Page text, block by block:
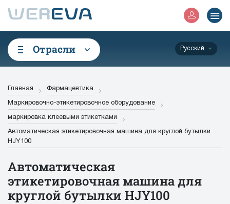
Отрасли Русский
Главная Фармацевтика
Маркировочно-этикетировочное оборудование
маркировка клеевыми этикетками
Автоматическая этикетировочная машина для круглой бутылки
HJY100
Автоматическая
этикетировочная машина для
круглой бутылки HJY100